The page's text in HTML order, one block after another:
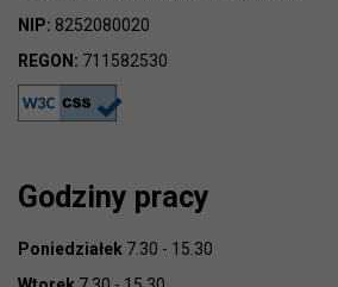
NIP: 8252080020
REGON: 711582530
Godziny pracy
Poniedziałek 7.30 - 15.30